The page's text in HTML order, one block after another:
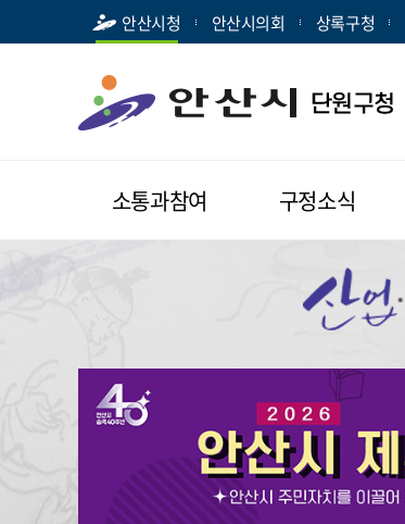
안산시청 안산시의회 상록구청
소통과참여 구정소식